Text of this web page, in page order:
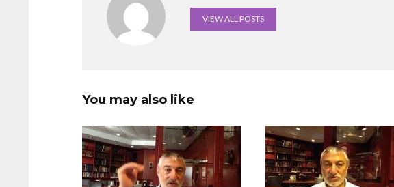
VIEW ALL POSTS
You may also like